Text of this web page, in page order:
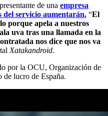
de una empresa
del servicio aumentarán. “El
porque apela a nuestros
uva tras una llamada en la
nos dice que nos va
Xatakandroid.
por la OCU, Organización de
de lucro de España.